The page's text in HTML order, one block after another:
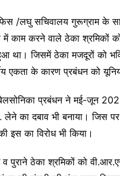
/लघु सचिवालय गुरूग्राम के
काम करने वाले ठेका श्रमिकों
था। जिसमें ठेका मजदूरों को
एकता के कारण प्रबंधन को
प्रबंधन ने मई-जून
का दबाव भी बनाया। जिस
इस का विरोध भी किया।
पुराने ठेका श्रमिकों को